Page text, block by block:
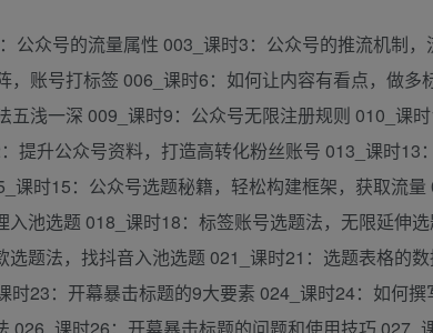
众号的流量属性 003_课时3：公众号的推流机制，
账号打标签 006_课时6：如何让内容有看点，做多
浅一深 009_课时9：公众号无限注册规则 010_课
提升公众号资料，打造高转化粉丝账号 013_课时13
时15：公众号选题秘籍，轻松构建框架，获取流量
池选题 018_课时18：标签账号选题法，无限延伸
题法，找抖音入池选题 021_课时21：选题表格的
23：开幕暴击标题的9大要素 024_课时24：如何撰
课时26：开幕暴击标题的问题和使用技巧 027_